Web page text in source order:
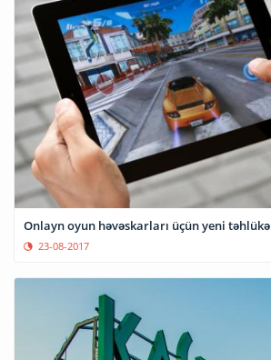
Onlayn oyun həvəskarları üçün yeni təhlükə
23-08-2017